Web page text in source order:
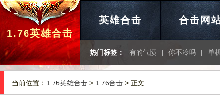
1.76英雄合击
英雄合击 合击网
热门标签： 有的气愤 | 你不冷吗 | 单
当前位置： 1.76英雄合击 > 1.76合击 > 正文